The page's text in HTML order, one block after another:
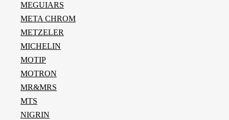
MEGUIARS
META CHROM
METZELER
MICHELIN
MOTIP
MOTRON
MR&MRS
MTS
NIGRIN